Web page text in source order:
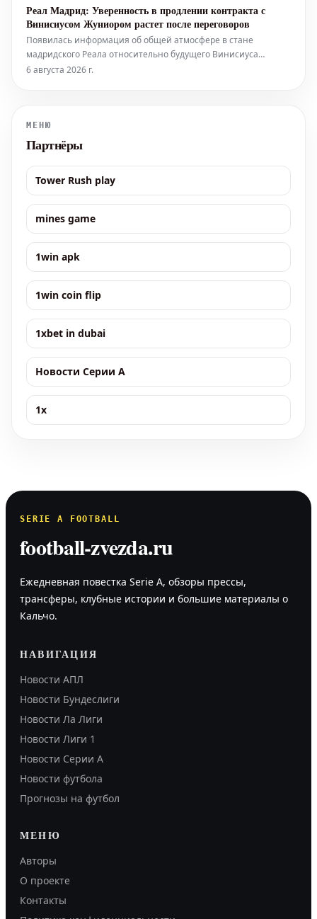
Реал Мадрид: Уверенность в продлении контракта с
Винисиусом Жуниором растет после переговоров
Появилась информация об общей атмосфере в стане
мадридского Реала относительно будущего Винисиуса
Жуниора в клубе. Это стало известно после очередного раунда
6 августа 2026 г.
МЕНЮ
Партнёры
Tower Rush play
mines game
1win apk
1win coin flip
1xbet in dubai
Новости Серии А
1x
SERIE A FOOTBALL
football-zvezda.ru
Ежедневная повестка Serie A, обзоры прессы,
трансферы, клубные истории и большие материалы о
Кальчо.
НАВИГАЦИЯ
Новости АПЛ
Новости Бундеслиги
Новости Ла Лиги
Новости Лиги 1
Новости Серии А
Новости футбола
Прогнозы на футбол
МЕНЮ
Авторы
О проекте
Контакты